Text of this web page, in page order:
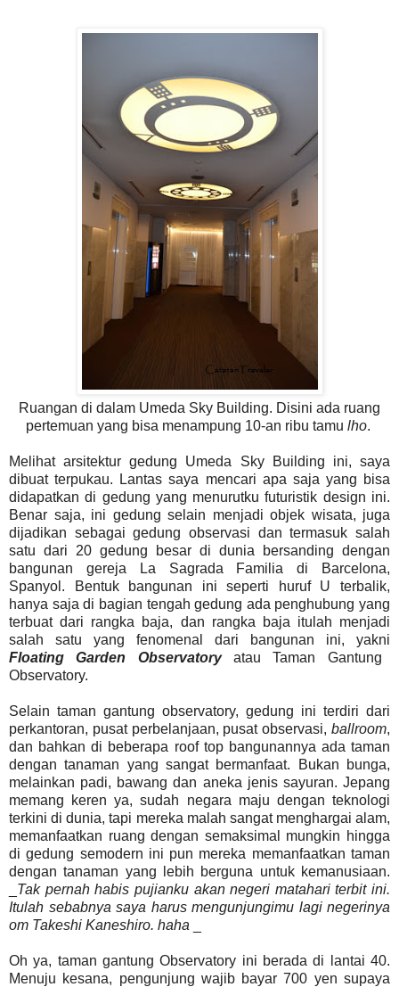
Ruangan di dalam Umeda Sky Building. Disini ada ruang
pertemuan yang bisa menampung 10-an ribu tamu lho.
Melihat arsitektur gedung Umeda Sky Building ini, saya
dibuat terpukau. Lantas saya mencari apa saja yang bisa
didapatkan di gedung yang menurutku futuristik design ini.
Benar saja, ini gedung selain menjadi objek wisata, juga
dijadikan sebagai gedung observasi dan termasuk salah
satu dari 20 gedung besar di dunia bersanding dengan
bangunan gereja La Sagrada Familia di Barcelona,
Spanyol. Bentuk bangunan ini seperti huruf U terbalik,
hanya saja di bagian tengah gedung ada penghubung yang
terbuat dari rangka baja, dan rangka baja itulah menjadi
salah satu yang fenomenal dari bangunan ini, yakni
Floating Garden Observatoryatau Taman Gantung
Observatory.
Selain taman gantung observatory, gedung ini terdiri dari
perkantoran, pusat perbelanjaan, pusat observasi, ballroom,
dan bahkan di beberapa roof top bangunannya ada taman
dengan tanaman yang sangat bermanfaat. Bukan bunga,
melainkan padi, bawang dan aneka jenis sayuran. Jepang
memang keren ya, sudah negara maju dengan teknologi
terkini di dunia, tapi mereka malah sangat menghargai alam,
memanfaatkan ruang dengan semaksimal mungkin hingga
di gedung semodern ini pun mereka memanfaatkan taman
dengan tanaman yang lebih berguna untuk kemanusiaan.
Tak pernah habis pujianku akan negeri matahari terbit ini.
Itulah sebabnya saya harus mengunjungimu lagi negerinya
om Takeshi Kaneshiro. haha
Oh ya, taman gantung Observatory ini berada di lantai 40.
Menuju kesana, pengunjung wajib bayar 700 yen supaya